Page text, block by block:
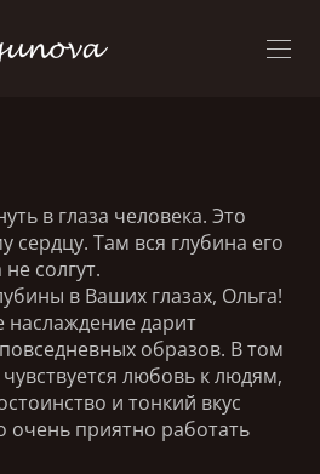
в глаза человека. Это
сердцу. Там вся глубина его
солгут.
в Ваших глазах, Ольга!
наслаждение дарит
образов. В том
любовь к людям,
и тонкий вкус
приятно работать